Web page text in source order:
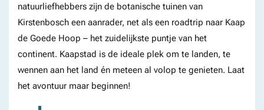
natuurliefhebbers zijn de botanische tuinen van
Kirstenbosch een aanrader, net als een roadtrip naar Kaap
de Goede Hoop – het zuidelijkste puntje van het
continent. Kaapstad is de ideale plek om te landen, te
wennen aan het land én meteen al volop te genieten. Laat
het avontuur maar beginnen!